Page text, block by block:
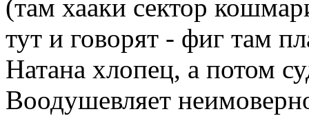
(там хааки сектор
тут и говорят - фиг там
Натана хлопец, а потом
Воодушевляет